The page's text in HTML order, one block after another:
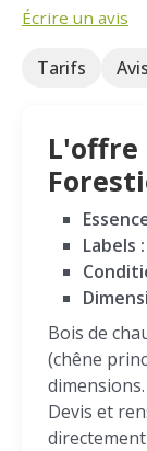
Écrire un avis
Tarifs
L'offre
Labels :
Bois de
(chêne
dimensions.
Devis et